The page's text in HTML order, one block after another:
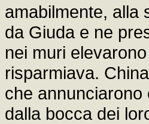
amabilmente, alla
da Giuda e ne
nei muri
risparmiava.
che
dalla bocca dei